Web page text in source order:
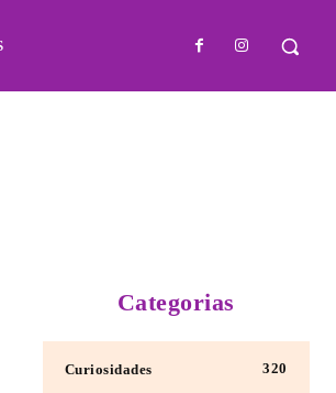
Categorias
Curiosidades 320